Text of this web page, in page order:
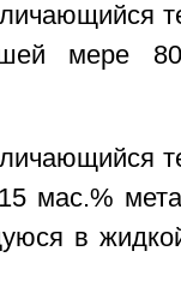
мере 80
мас.%
в